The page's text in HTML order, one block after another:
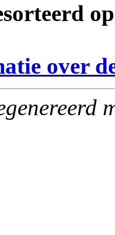
over